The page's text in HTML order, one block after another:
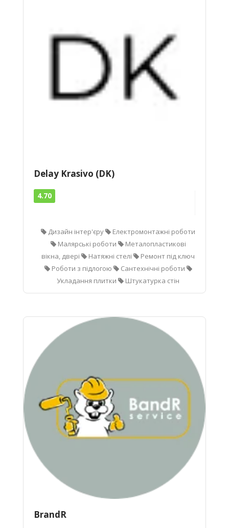
Delay Krasivo (DK)
4.70
Дизайн інтер'єру
Електромонтажні роботи
Малярські роботи
Металопластикові
вікна, двері
Натяжні стелі
Ремонт під ключ
Роботи з підлогою
Сантехнічні роботи
Укладання плитки
Штукатурка стін
BrandR